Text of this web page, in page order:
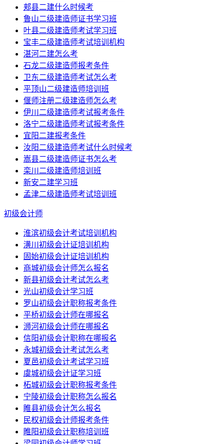
郏县二建什么时候考
鲁山二级建造师证书学习班
叶县二级建造师考试学习班
宝丰二级建造师考试培训机构
湛河二建怎么考
石龙二级建造师报考条件
卫东二级建造师考试怎么考
平顶山二级建造师培训班
偃师注册二级建造师怎么考
伊川二级建造师考试报考条件
洛宁二级建造师考试报考条件
宜阳二建报考条件
汝阳二级建造师考试什么时候考
嵩县二级建造师证书怎么考
栾川二级建造师培训班
新安二建学习班
孟津二级建造师考试培训班
初级会计师
淮滨初级会计考试培训机构
潢川初级会计证培训机构
固始初级会计证培训机构
商城初级会计师怎么报名
新县初级会计考试怎么考
光山初级会计学习班
罗山初级会计职称报考条件
平桥初级会计师在哪报名
浉河初级会计师在哪报名
信阳初级会计职称在哪报名
永城初级会计考试怎么考
夏邑初级会计考试学习班
虞城初级会计证学习班
柘城初级会计职称报考条件
宁陵初级会计职称怎么报名
睢县初级会计怎么报名
民权初级会计师报考条件
睢阳初级会计职称培训班